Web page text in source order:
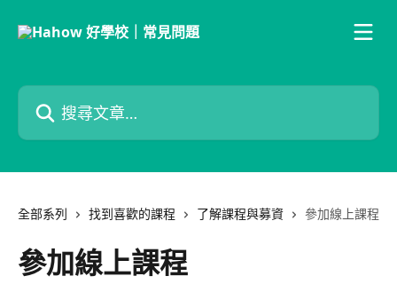
搜尋文章…
全部系列 找到喜歡的課程 了解課程與募資 參加線上課程
參加線上課程